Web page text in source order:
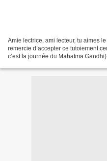
Amie lectrice, ami lecteur, tu aimes
remercie d’accepter ce tutoiement
c’est la journée du Mahatma